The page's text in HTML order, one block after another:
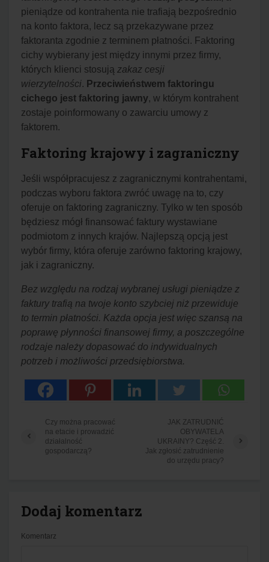
pieniądze od kontrahenta nie trafiają bezpośrednio
na konto faktora, lecz są przekazywane przez
faktoranta zgodnie z terminem płatności. Faktoring
cichy wybierany jest między innymi przez firmy,
których klienci stosują zakaz cesji
wierzytelności. Przeciwieństwem faktoringu
cichego jest faktoring jawny, w którym kontrahent
zostaje poinformowany o zawarciu umowy z
faktorem.
Faktoring krajowy i zagraniczny
Jeśli współpracujesz z zagranicznymi kontrahentami,
podczas wyboru faktora zwróć uwagę na to, czy
oferuje on faktoring zagraniczny. Tylko w ten sposób
będziesz mógł finansować faktury wystawiane
podmiotom z innych krajów. Najlepszą opcją jest
wybór firmy, która oferuje zarówno faktoring krajowy,
jak i zagraniczny.
Bez względu na rodzaj wybranej usługi pieniądze z
faktury trafią na twoje konto szybciej niż przewiduje
to termin płatności. Każda opcja jest więc szansą na
poprawę płynności finansowej firmy, a poszczególne
rodzaje należy dopasować do indywidualnych
potrzeb i możliwości przedsiębiorstwa.
Czy można pracować
na etacie i prowadzić
działalność
gospodarczą?
JAK ZATRUDNIĆ
OBYWATELA
UKRAINY? Część 2.
Jak zgłosić zatrudnienie
do urzędu pracy?
Dodaj komentarz
Komentarz